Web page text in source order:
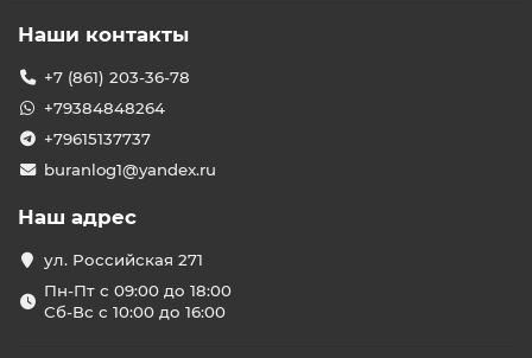
Наши контакты
+7 (861) 203-36-78
+79384848264
+79615137737
buranlog1@yandex.ru
Наш адрес
ул. Российская 271
Пн-Пт с 09:00 до 18:00
Сб-Вс с 10:00 до 16:00